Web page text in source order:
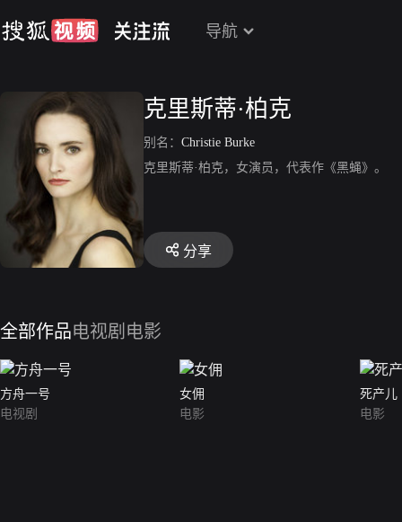
导航
克里斯蒂·柏克
别名： Christie Burke
克里斯蒂·柏克，女演员，代表作《黑蝇》。
分享
全部作品电视剧 电影
方舟一号
电视剧
女佣
电影
死产儿
电影